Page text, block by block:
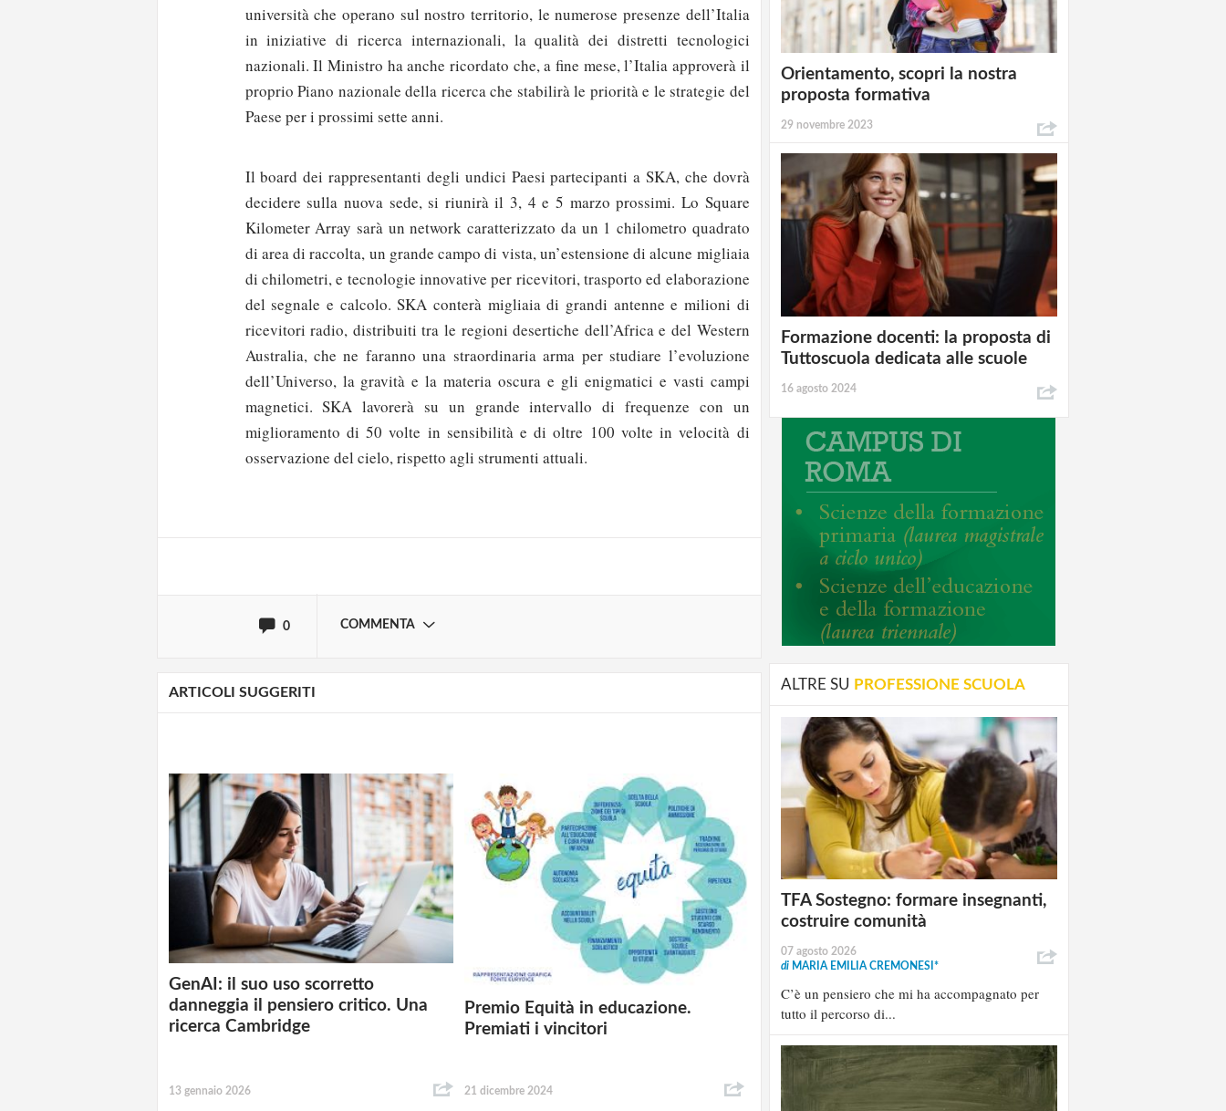
università che operano sul nostro territorio, le numerose presenze dell’Italia
in iniziative di ricerca internazionali, la qualità dei distretti tecnologici
nazionali. Il Ministro ha anche ricordato che, a fine mese, l’Italia approverà il
proprio Piano nazionale della ricerca che stabilirà le priorità e le strategie del
Paese per i prossimi sette anni.
Il board dei rappresentanti degli undici Paesi partecipanti a SKA, che dovrà
decidere sulla nuova sede, si riunirà il 3, 4 e 5 marzo prossimi. Lo Square
Kilometer Array sarà un network caratterizzato da un 1 chilometro quadrato
di area di raccolta, un grande campo di vista, un’estensione di alcune migliaia
di chilometri, e tecnologie innovative per ricevitori, trasporto ed elaborazione
del segnale e calcolo. SKA conterà migliaia di grandi antenne e milioni di
ricevitori radio, distribuiti tra le regioni desertiche dell’Africa e del Western
Australia, che ne faranno una straordinaria arma per studiare l’evoluzione
dell’Universo, la gravità e la materia oscura e gli enigmatici e vasti campi
magnetici. SKA lavorerà su un grande intervallo di frequenze con un
miglioramento di 50 volte in sensibilità e di oltre 100 volte in velocità di
osservazione del cielo, rispetto agli strumenti attuali.
0 COMMENTA
Solo gli utenti registrati possono commentare!
ARTICOLI SUGGERITI
GenAI: il suo uso scorretto
danneggia il pensiero critico. Una
ricerca Cambridge
13 gennaio 2026
Premio Equità in educazione.
Premiati i vincitori
21 dicembre 2024
Orientamento, scopri la nostra
proposta formativa
29 novembre 2023
Formazione docenti: la proposta di
Tuttoscuola dedicata alle scuole
16 agosto 2024
ALTRE SU PROFESSIONE SCUOLA
TFA Sostegno: formare insegnanti,
costruire comunità
07 agosto 2026
di MARIA EMILIA CREMONESI*
C’è un pensiero che mi ha accompagnato per
tutto il percorso di...